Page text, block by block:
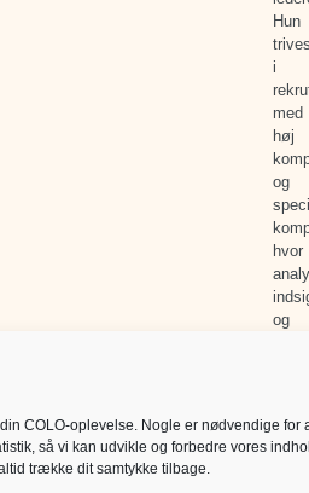
COLO-oplevelse. Nogle er nødvendige for
så vi kan udvikle og forbedre vores
trække dit samtykke tilbage.
Hun
i
med
høj
og
hvor
og
at
finde